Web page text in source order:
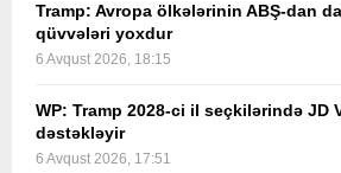
Tramp: Avropa ölkələrinin ABŞ-dan
qüvvələri yoxdur
6 Avqust 2026, 18:15
WP: Tramp 2028-ci il seçkilərində JD
dəstəkləyir
6 Avqust 2026, 17:51